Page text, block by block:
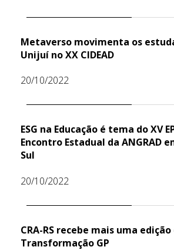
Metaverso movimenta os
Unijuí no XX CIDEAD
20/10/2022
ESG na Educação é tema do XV
Encontro Estadual da ANGRAD
Sul
20/10/2022
CRA-RS recebe mais uma
Transformação GP